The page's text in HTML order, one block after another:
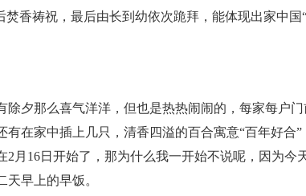
焚香祷祝，最后由长到幼依次跪拜，能体现出家中
除夕那么喜气洋洋，但也是热热闹闹的，每家每户
有在家中插上几只，清香四溢的百合寓意“百年好合
2月16日开始了，那为什么我一开始不说呢，因为今
早上的早饭。